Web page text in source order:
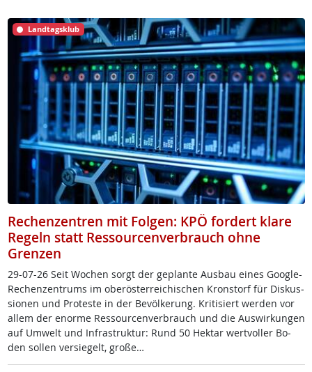
Landtagsklub
Rechenzentren mit Folgen: KPÖ fordert klare
Regeln statt Ressourcenverbrauch ohne
Grenzen
29-07-26 Seit Wo­chen sorgt der ge­plan­te Aus­bau ei­nes Goog­le-
Re­chen­zen­trums im ober­ös­t­er­rei­chi­schen Kron­s­torf für Dis­kus­
sio­nen und Pro­tes­te in der Be­völ­ke­rung. Kri­ti­siert wer­den vor
al­lem der enor­me Res­sour­cen­ver­brauch und die Aus­wir­kun­gen
auf Um­welt und In­fra­struk­tur: Rund 50 Hektar wert­vol­ler Bo­
den sol­len ver­sie­gelt, gro­ße…